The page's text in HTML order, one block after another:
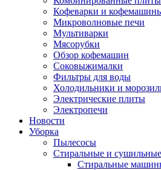
Кофеварки и
Микроволновые печи
Мультиварки
Мясорубки
Обзор кофемашин
Соковыжималки
Фильтры для воды
Холодильники и
Электрические плиты
Электропечи
Новости
Уборка
Пылесосы
Стиральные и
Стиральные